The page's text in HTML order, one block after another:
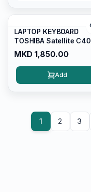
LAPTOP KEYBOARD
TOSHIBA Satellite C40
C40A C45 C40D C40t
C45t
MKD 1,850.00
Add
1 2 3